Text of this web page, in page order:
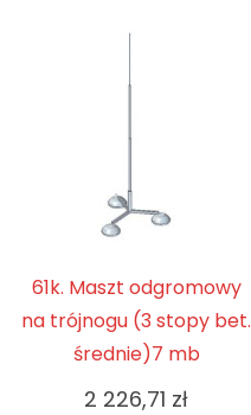
61k. Maszt odgromowy
na trójnogu (3 stopy bet.
średnie)7 mb
2 226,71 zł